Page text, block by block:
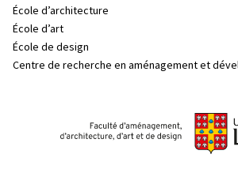
École d’architecture
École d’art
École de design
Centre de recherche en aménagement et